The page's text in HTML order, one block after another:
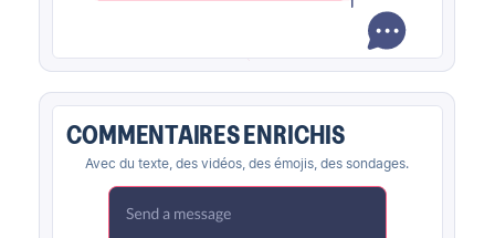
COMMENTAIRES ENRICHIS
Avec du texte, des vidéos, des émojis, des sondages.